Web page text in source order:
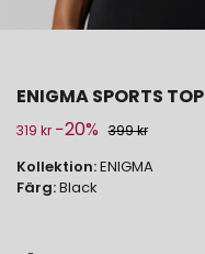
ENIGMA SPORTS TOP
319 kr −20% 399 kr
Kollektion:ENIGMA
Färg:Black